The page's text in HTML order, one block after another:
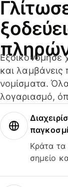
Εξοικονόμησε
και
νομίσματα.
λογαριασμό,
Κράτα
σημείο